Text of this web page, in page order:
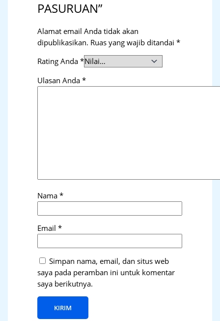
PASURUAN”
Alamat email Anda tidak akan
dipublikasikan. Ruas yang wajib ditandai*
Rating Anda*
Ulasan Anda*
Nama*
Email*
Simpan nama, email, dan situs web
saya pada peramban ini untuk komentar
saya berikutnya.